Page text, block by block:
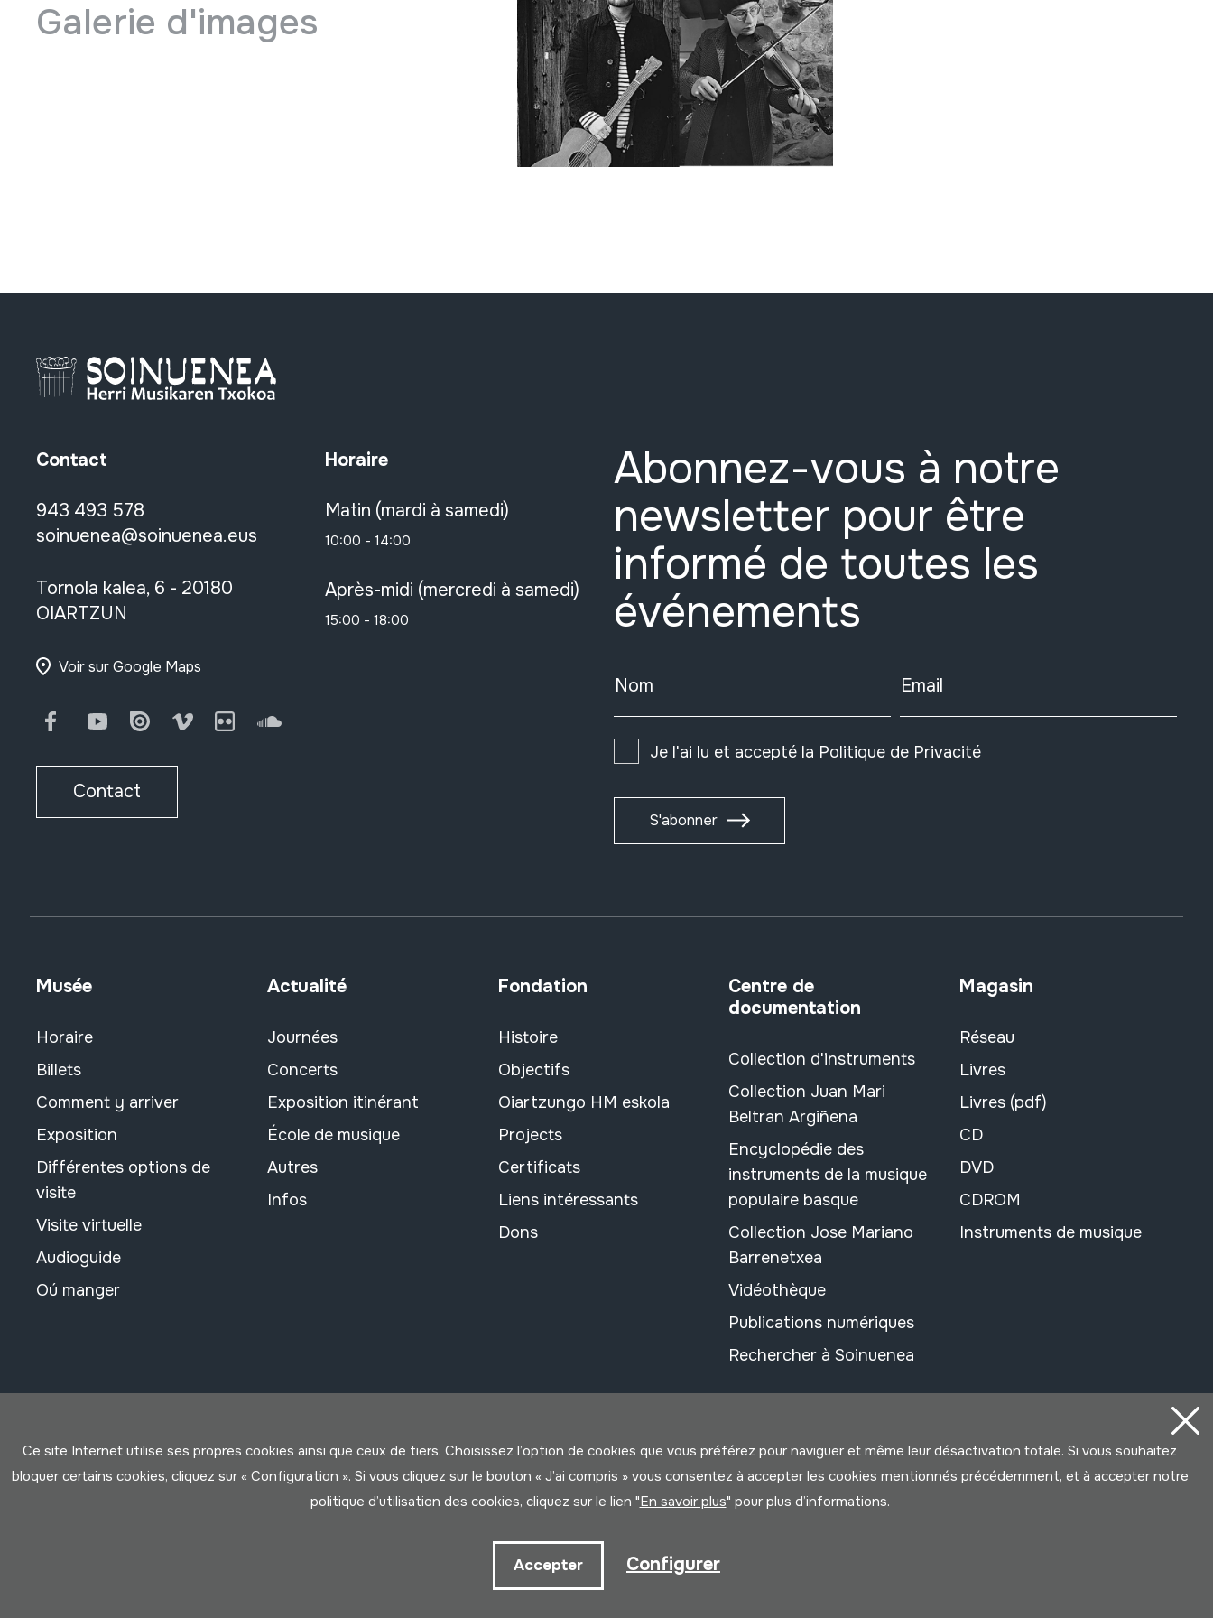
Galerie d'images
Contact
943 493 578
soinuenea@soinuenea.eus
Tornola kalea, 6 - 20180
OIARTZUN
Voir sur Google Maps
FacebookYoutubeIssuu Vimeo FlickrSoundCloud
Contact
Horaire
Matin (mardi à samedi)
10:00 - 14:00
Après-midi (mercredi à samedi)
15:00 - 18:00
Abonnez-vous à notre
newsletter pour être
informé de toutes les
événements
Nom Email
Je l'ai lu et accepté la Politique de Privacité
S'abonner
Musée
Horaire
Billets
Comment y arriver
Exposition
Différentes options de
visite
Visite virtuelle
Audioguide
Oú manger
Actualité
Journées
Concerts
Exposition itinérant
École de musique
Autres
Infos
Fondation
Histoire
Objectifs
Oiartzungo HM eskola
Projects
Certificats
Liens intéressants
Dons
Centre de
documentation
Collection d'instruments
Collection Juan Mari
Beltran Argiñena
Encyclopédie des
instruments de la musique
populaire basque
Collection Jose Mariano
Barrenetxea
Vidéothèque
Publications numériques
Rechercher à Soinuenea
Magasin
Réseau
Livres
Livres (pdf)
CD
DVD
CDROM
Instruments de musique
Ce site Internet utilise ses propres cookies ainsi que ceux de tiers. Choisissez l’option de cookies que vous préférez pour naviguer et même leur désactivation totale. Si vous souhaitez
bloquer certains cookies, cliquez sur « Configuration ». Si vous cliquez sur le bouton « J’ai compris » vous consentez à accepter les cookies mentionnés précédemment, et à accepter notre
politique d’utilisation des cookies, cliquez sur le lien "En savoir plus" pour plus d’informations.
Accepter Configurer